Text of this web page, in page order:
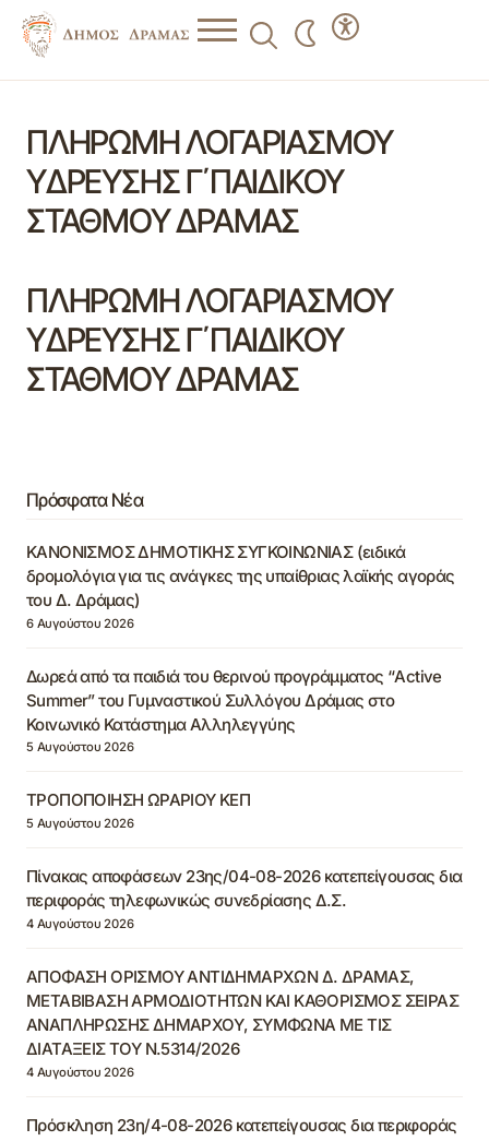
ΠΛΗΡΩΜΗ ΛΟΓΑΡΙΑΣΜΟΥ
ΥΔΡΕΥΣΗΣ Γ΄ΠΑΙΔΙΚΟΥ
ΣΤΑΘΜΟΥ ΔΡΑΜΑΣ
ΠΛΗΡΩΜΗ ΛΟΓΑΡΙΑΣΜΟΥ
ΥΔΡΕΥΣΗΣ Γ΄ΠΑΙΔΙΚΟΥ
ΣΤΑΘΜΟΥ ΔΡΑΜΑΣ
Πρόσφατα Νέα
ΚΑΝΟΝΙΣΜΟΣ ΔΗΜΟΤΙΚΗΣ ΣΥΓΚΟΙΝΩΝΙΑΣ (ειδικά
δρομολόγια για τις ανάγκες της υπαίθριας λαϊκής αγοράς
του Δ. Δράμας)
6 Αυγούστου 2026
Δωρεά από τα παιδιά του θερινού προγράμματος “Active
Summer” του Γυμναστικού Συλλόγου Δράμας στο
Κοινωνικό Κατάστημα Αλληλεγγύης
5 Αυγούστου 2026
ΤΡΟΠΟΠΟΙΗΣΗ ΩΡΑΡΙΟΥ ΚΕΠ
5 Αυγούστου 2026
Πίνακας αποφάσεων 23ης/04-08-2026 κατεπείγουσας δια
περιφοράς τηλεφωνικώς συνεδρίασης Δ.Σ.
4 Αυγούστου 2026
ΑΠΟΦΑΣΗ ΟΡΙΣΜΟΥ ΑΝΤΙΔΗΜΑΡΧΩΝ Δ. ΔΡΑΜΑΣ,
ΜΕΤΑΒΙΒΑΣΗ ΑΡΜΟΔΙΟΤΗΤΩΝ ΚΑΙ ΚΑΘΟΡΙΣΜΟΣ ΣΕΙΡΑΣ
ΑΝΑΠΛΗΡΩΣΗΣ ΔΗΜΑΡΧΟΥ, ΣΥΜΦΩΝΑ ΜΕ ΤΙΣ
ΔΙΑΤΑΞΕΙΣ ΤΟΥ Ν.5314/2026
4 Αυγούστου 2026
Πρόσκληση 23η/4-08-2026 κατεπείγουσας δια περιφοράς